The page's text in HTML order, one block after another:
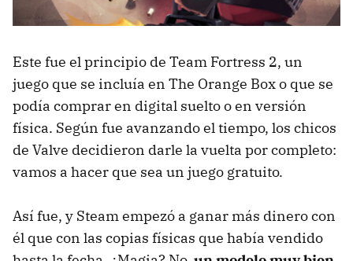
Este fue el principio de Team Fortress 2, un
juego que se incluía en The Orange Box o que se
podía comprar en digital suelto o en versión
física. Según fue avanzando el tiempo, los chicos
de Valve decidieron darle la vuelta por completo:
vamos a hacer que sea un juego gratuito.
Así fue, y Steam empezó a ganar más dinero con
él que con las copias físicas que había vendido